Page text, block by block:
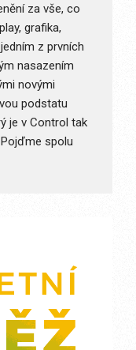
za vše, co
grafika,
z prvních
nasazením
novými
podstatu
je v Control tak
spolu